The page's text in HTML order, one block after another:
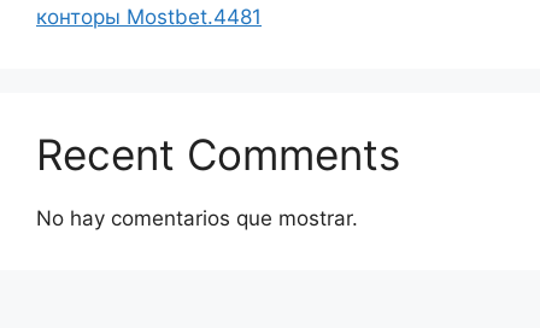
конторы Mostbet.4481
Recent Comments
No hay comentarios que mostrar.